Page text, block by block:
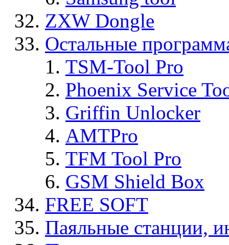
ZXW Dongle
Остальные
TSM-Tool Pro
Phoenix Service
Griffin Unlocker
AMTPro
TFM Tool Pro
GSM Shield Box
FREE SOFT
Паяльные станции,